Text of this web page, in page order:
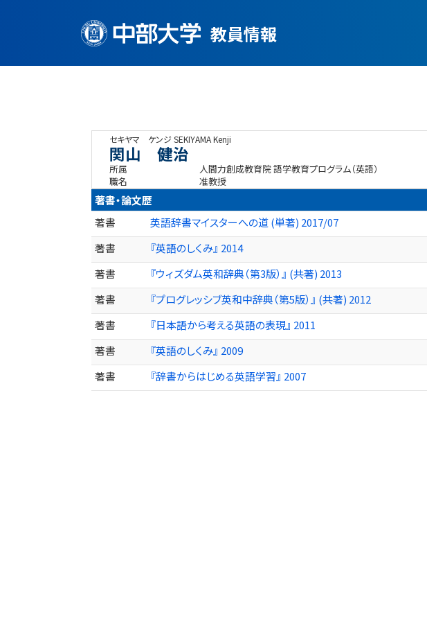
教員情報
セキヤマ ケンジ SEKIYAMA Kenji
関山 健治
所属
人間力創成教育院 語学教育プログラム（英語）
職名
准教授
著書・論文歴
著書
英語辞書マイスターへの道 (単著) 2017/07
著書
『英語のしくみ』 2014
著書
『ウィズダム英和辞典（第3版）』 (共著) 2013
著書
『プログレッシブ英和中辞典（第5版）』 (共著) 2012
著書
『日本語から考える英語の表現』 2011
著書
『英語のしくみ』 2009
著書
『辞書からはじめる英語学習』 2007